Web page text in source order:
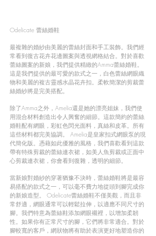
Odelicate 蕾絲婚鞋
最複雜的婚紗由美麗的蕾絲封面和手工裝飾。我們經
常看到復古花卉花邊圖案與透視網格結合。對於喜歡
蕾絲圖案的新娘，我們提供精緻的Amma蕾絲婚鞋。
這是我們提供的最可愛的款式之一，白色蕾絲網眼織
物和美麗的複古靈感水晶花卉扣。柔軟簡潔的剪裁蕾
絲婚紗將是完美搭配。
除了Amma之外，Amelia還是她的漂亮姐妹，我們使
用混合材料創造出令人興奮的細節。這款簡約的蕾絲
婚鞋配有網眼，彩虹色閃光面料，真絲和皮革。所有
這些材料都完美協調。 Amelia是皇家扣式網眼泵的現
代簡化版。憑藉如此優雅的風格，我們喜歡看到這款
帶有特殊剪裁的蕾絲連衣裙，如美人魚剪裁或正面中
心剪裁連衣裙，你會看到復雜，透明的細節。
當新娘對婚紗的穿著猶豫不決時，蕾絲婚鞋將是最容
易搭配的款式之一，可以毫不費力地從頭到腳完成你
的新娘造型。 Odelicate蕾絲婚鞋不僅美觀，而且非
常舒適，網眼通常可以輕鬆拉伸，以適應不同尺寸的
腳。我們特意為蕾絲鞋添加網眼襯裡，以增加柔韌
性。如果你有正常尺寸的腳，它們將非常適合。對於
腳較寬的客戶，網狀物將有助於表演更好地塑造你的